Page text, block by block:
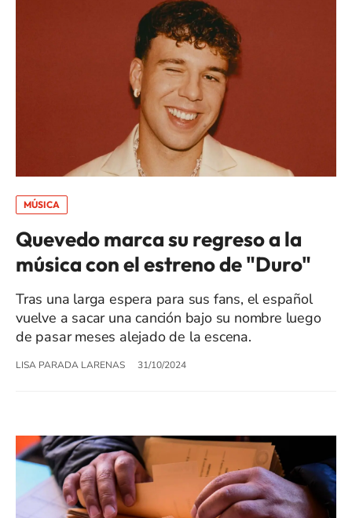
MÚSICA
Quevedo marca su regreso a la
música con el estreno de "Duro"
Tras una larga espera para sus fans, el español
vuelve a sacar una canción bajo su nombre luego
de pasar meses alejado de la escena.
LISA PARADA LARENAS 31/10/2024